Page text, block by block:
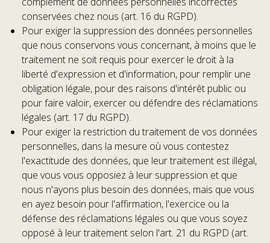
conservées chez nous (art. 16 du RGPD).
Pour exiger la suppression des données personnelles
que nous conservons vous concernant, à moins que le
traitement ne soit requis pour exercer le droit à la
liberté d'expression et d'information, pour remplir une
obligation légale, pour des raisons d'intérêt public ou
pour faire valoir, exercer ou défendre des réclamations
légales (art. 17 du RGPD).
Pour exiger la restriction du traitement de vos données
personnelles, dans la mesure où vous contestez
l'exactitude des données, que leur traitement est illégal,
que vous vous opposiez à leur suppression et que
nous n'ayons plus besoin des données, mais que vous
en ayez besoin pour l'affirmation, l'exercice ou la
défense des réclamations légales ou que vous soyez
opposé à leur traitement selon l'art. 21 du RGPD (art.